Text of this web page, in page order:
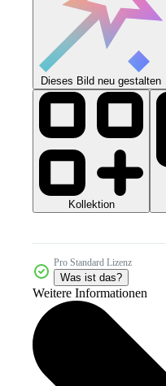
Dieses Bild neu gestalten
Kollektion
Pro Standard Lizenz
Was ist das?
Weitere Informationen